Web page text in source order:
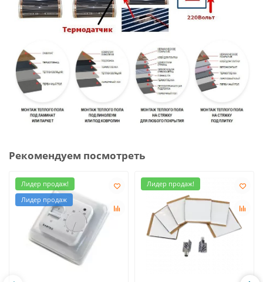
Рекомендуем посмотреть
Лидер продаж!
Лидер продаж
Лидер продаж!